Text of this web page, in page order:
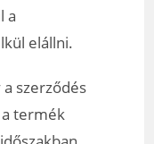
a
elállni.
szerződés
termék